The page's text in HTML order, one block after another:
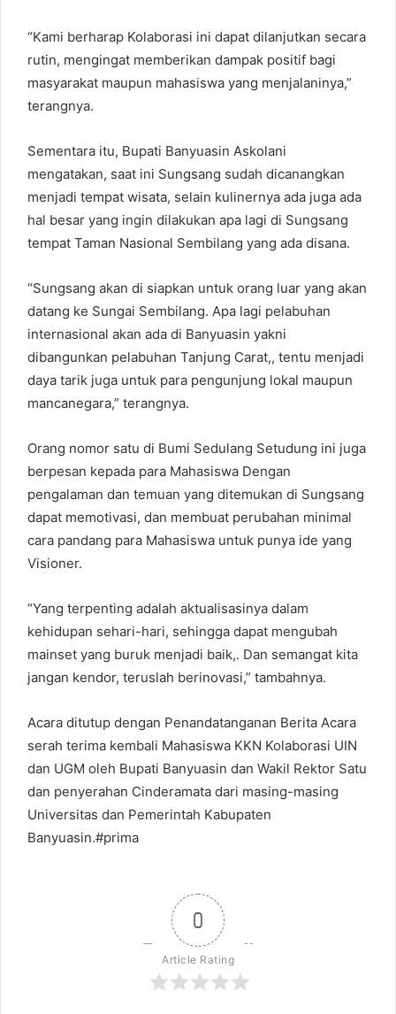
“Kami berharap Kolaborasi ini dapat dilanjutkan secara
rutin, mengingat memberikan dampak positif bagi
masyarakat maupun mahasiswa yang menjalaninya,”
terangnya.
Sementara itu, Bupati Banyuasin Askolani
mengatakan, saat ini Sungsang sudah dicanangkan
menjadi tempat wisata, selain kulinernya ada juga ada
hal besar yang ingin dilakukan apa lagi di Sungsang
tempat Taman Nasional Sembilang yang ada disana.
“Sungsang akan di siapkan untuk orang luar yang akan
datang ke Sungai Sembilang. Apa lagi pelabuhan
internasional akan ada di Banyuasin yakni
dibangunkan pelabuhan Tanjung Carat,, tentu menjadi
daya tarik juga untuk para pengunjung lokal maupun
mancanegara,” terangnya.
Orang nomor satu di Bumi Sedulang Setudung ini juga
berpesan kepada para Mahasiswa Dengan
pengalaman dan temuan yang ditemukan di Sungsang
dapat memotivasi, dan membuat perubahan minimal
cara pandang para Mahasiswa untuk punya ide yang
Visioner.
“Yang terpenting adalah aktualisasinya dalam
kehidupan sehari-hari, sehingga dapat mengubah
mainset yang buruk menjadi baik,. Dan semangat kita
jangan kendor, teruslah berinovasi,” tambahnya.
Acara ditutup dengan Penandatanganan Berita Acara
serah terima kembali Mahasiswa KKN Kolaborasi UIN
dan UGM oleh Bupati Banyuasin dan Wakil Rektor Satu
dan penyerahan Cinderamata dari masing-masing
Universitas dan Pemerintah Kabupaten
Banyuasin.#prima
0
Article Rating